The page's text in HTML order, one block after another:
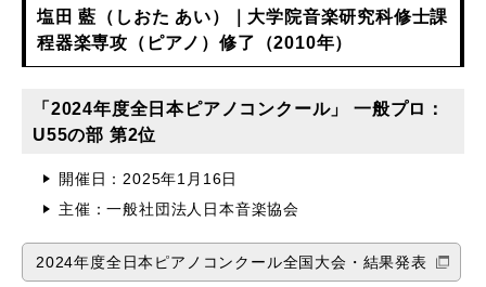
塩田 藍（しおた あい）｜大学院音楽研究科修士課
程器楽専攻（ピアノ）修了（2010年）
「2024年度全日本ピアノコンクール」 一般プロ：
U55の部 第2位
開催日：2025年1月16日
主催：一般社団法人日本音楽協会
2024年度全日本ピアノコンクール全国大会・結果発表